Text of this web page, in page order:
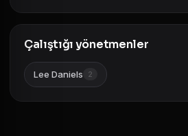
Çalıştığı yönetmenler
Lee Daniels 2